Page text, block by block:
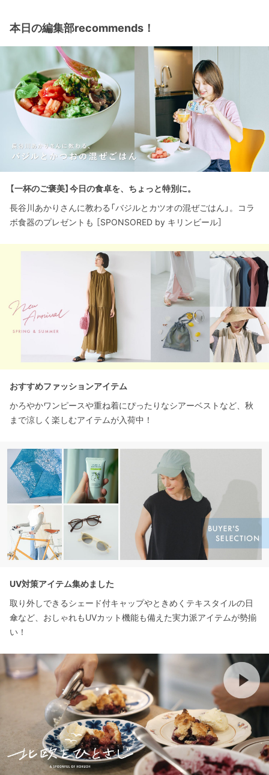
本日の編集部recommends！
【一杯のご褒美】今日の食卓を、ちょっと特別に。
長谷川あかりさんに教わる「バジルとカツオの混ぜごはん」。コラ
ボ食器のプレゼントも ［SPONSORED by キリンビール］
おすすめファッションアイテム
かろやかワンピースや重ね着にぴったりなシアーベストなど、秋
まで涼しく楽しむアイテムが入荷中！
UV対策アイテム集めました
取り外しできるシェード付キャップやときめくテキスタイルの日
傘など、おしゃれもUVカット機能も備えた実力派アイテムが勢揃
い！